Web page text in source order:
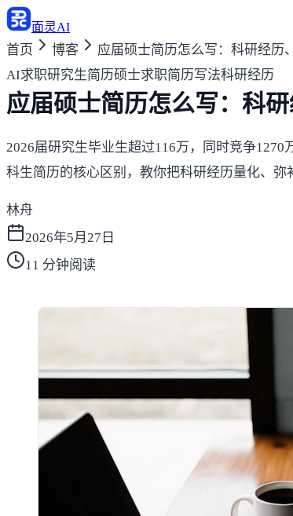
面灵AI
首页 博客
应届硕士简历怎么写：科研经历
AI求职研究生简历硕士求职简历写法科研经历
应届硕士简历怎么写：科
2026届研究生毕业生超过116万，同时竞争
科生简历的核心区别，教你把科研经历量化、弥
林舟
2026年5月27日
11 分钟阅读